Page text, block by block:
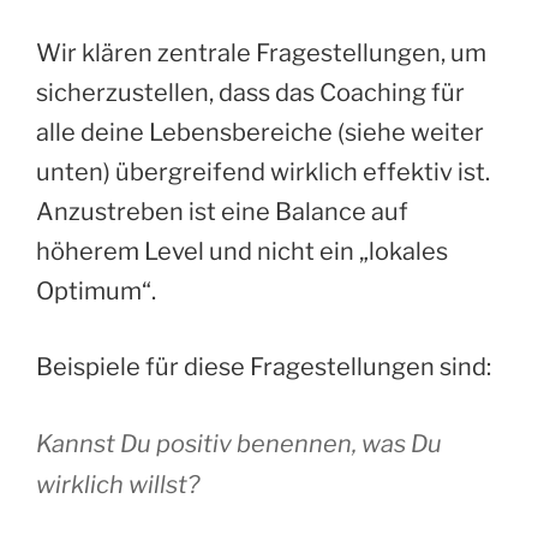
Wir klären zentrale Fragestellungen, um
sicherzustellen, dass das Coaching für
alle deine Lebensbereiche (siehe weiter
unten) übergreifend wirklich effektiv ist.
Anzustreben ist eine Balance auf
höherem Level und nicht ein „lokales
Optimum“.
Beispiele für diese Fragestellungen sind:
Kannst Du positiv benennen, was Du
wirklich willst?